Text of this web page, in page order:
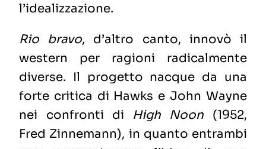
l’idealizzazione.
Rio bravo, d’altro canto, innovò il
western per ragioni radicalmente
diverse. Il progetto nacque da una
forte critica di Hawks e John Wayne
nei confronti di High Noon (1952,
Fred Zinnemann), in quanto entrambi